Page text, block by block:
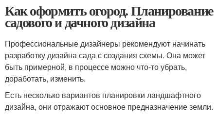
Как оформить огород. Планирование
садового и дачного дизайна
Профессиональные дизайнеры рекомендуют начинать
разработку дизайна сада с создания схемы. Она может
быть примерной, в процессе можно что-то убрать,
доработать, изменить.
Есть несколько вариантов планировки ландшафтного
дизайна, они отражают основное предназначение земли.